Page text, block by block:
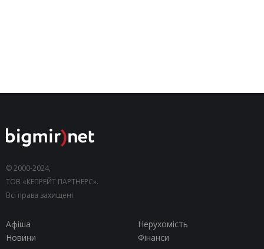
© 2000-2024,
ТОВ «КЕПРЕЙТ ПАРТНЕРС».
Всі права захищені.
Афіша
Нерухомість
Новини
Фінанси